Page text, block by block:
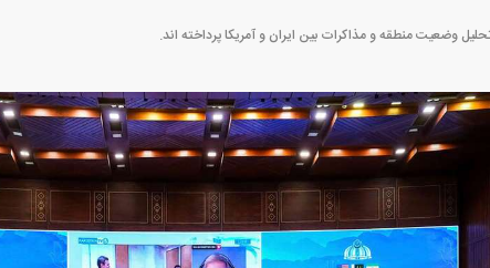
وضعیت منطقه و مذاکرات بین ایران و آمریکا پرداخته اند.
مسکن؛ فنر
کارنامه مردود محسن پاک‌ نژاد؛ از افت شدید